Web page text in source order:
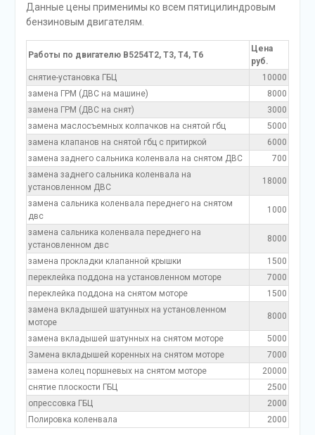
Данные цены применимы ко всем пятицилиндровым
бензиновым двигателям.
Работы по двигателю B5254T2, T3, T4, T6
Цена
руб.
снятие-установка ГБЦ
10000
замена ГРМ (ДВС на машине)
8000
замена ГРМ (ДВС на снят)
3000
замена маслосъемных колпачков на снятой гбц
5000
замена клапанов на снятой гбц с притиркой
6000
замена заднего сальника коленвала на снятом ДВС
700
замена заднего сальника коленвала на
установленном ДВС
18000
замена сальника коленвала переднего на снятом
двс
1000
замена сальника коленвала переднего на
установленном двс
8000
замена прокладки клапанной крышки
1500
переклейка поддона на установленном моторе
7000
переклейка поддона на снятом моторе
1500
замена вкладышей шатунных на установленном
моторе
8000
замена вкладышей шатунных на снятом моторе
5000
Замена вкладышей коренных на снятом моторе
7000
замена колец поршневых на снятом моторе
20000
снятие плоскости ГБЦ
2500
опрессовка ГБЦ
2000
Полировка коленвала
2000